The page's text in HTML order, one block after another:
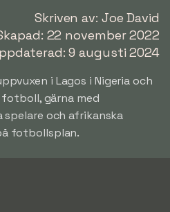
Skriven av: Joe David
22 november 2022
9 augusti 2024
i Lagos i Nigeria och
gärna med
och afrikanska
fotbollsplan.